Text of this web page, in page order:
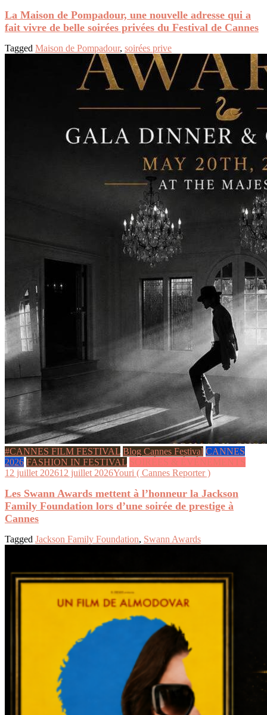
La Maison de Pompadour, une nouvelle adresse qui a
fait vivre de belle soirées privées du Festival de Cannes
Tagged Maison de Pompadour, soirées prive
#CANNES FILM FESTIVAL Blog Cannes Festival CANNES
2026 FASHION IN FESTIVAL SOIRÉES & ÉVÉNEMENTS
12 juillet 202612 juillet 2026Youri ( Cannes Reporter )
Les Swann Awards mettent à l’honneur la Jackson
Family Foundation lors d’une soirée de prestige à
Cannes
Tagged Jackson Family Foundation, Swann Awards